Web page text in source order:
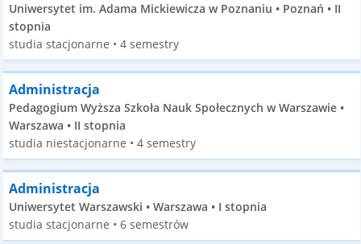
Uniwersytet im. Adama Mickiewicza w Poznaniu • Poznań • II
stopnia
studia stacjonarne • 4 semestry
Administracja
Pedagogium Wyższa Szkoła Nauk Społecznych w Warszawie •
Warszawa • II stopnia
studia niestacjonarne • 4 semestry
Administracja
Uniwersytet Warszawski • Warszawa • I stopnia
studia stacjonarne • 6 semestrów